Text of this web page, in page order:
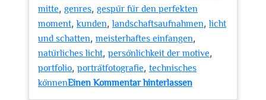
mitte, genres, gespür für den perfekten
moment,kunden,landschaftsaufnahmen,licht
und schatten, meisterhaftes einfangen,
natürliches licht, persönlichkeit der motive,
portfolio, porträtfotografie, technisches
könnenEinen Kommentar hinterlassenzu